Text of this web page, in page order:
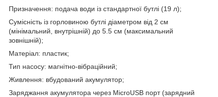
Призначення: подача води із стандартної бутлі (19 л);
Сумісність із горловиною бутлі діаметром від 2 см
(мінімальний, внутрішній) до 5.5 см (максимальний
зовнішній);
Матеріал: пластик;
Тип насосу: магнітно-вібраційний;
Живлення: вбудований акумулятор;
Заряджання акумулятора через MicroUSB порт (зарядний